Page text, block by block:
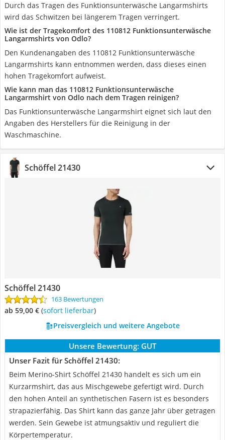
Durch das Tragen des Funktionsunterwäsche Langarmshirts
wird das Schwitzen bei längerem Tragen verringert.
Wie ist der Tragekomfort des 110812 Funktionsunterwäsche
Langarmshirts von Odlo?
Den Kundenangaben des 110812 Funktionsunterwäsche
Langarmshirts kann entnommen werden, dass dieses einen
hohen Tragekomfort aufweist.
Wie kann man das 110812 Funktionsunterwäsche
Langarmshirt von Odlo nach dem Tragen reinigen?
Das Funktionsunterwäsche Langarmshirt eignet sich laut den
Angaben des Herstellers für die Reinigung in der
Waschmaschine.
Schöffel 21430
Schöffel 21430
163 Bewertungen
ab 59,00 € ( Sofort lieferbar)
Preisvergleich und weitere Angebote
Unsere Bewertung: GUT
Unser Fazit für Schöffel 21430:
Beim Merino-Shirt Schöffel 21430 handelt es sich um ein
Kurzarmshirt, das aus Mischgewebe gefertigt wird. Durch
den hohen Anteil an synthetischen Fasern ist es besonders
strapazierfähig. Das Shirt kann das ganze Jahr über getragen
werden. Sein Gewebe ist atmungsaktiv und reguliert die
Körpertemperatur.